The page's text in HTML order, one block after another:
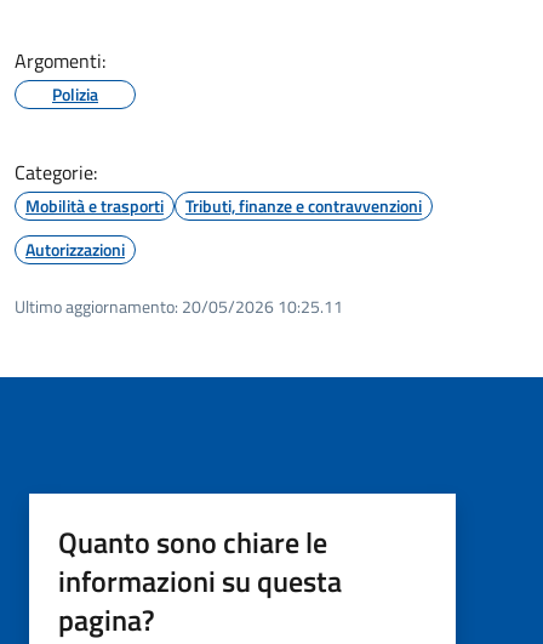
Argomenti:
Polizia
Categorie:
Mobilità e trasporti
Tributi, finanze e contravvenzioni
Autorizzazioni
Ultimo aggiornamento: 20/05/2026 10:25.11
Quanto sono chiare le
informazioni su questa
pagina?